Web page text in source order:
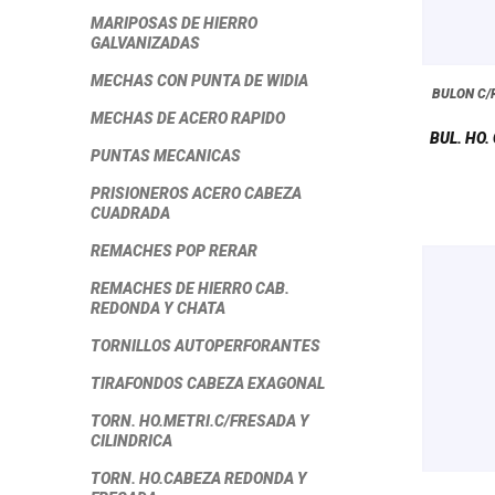
MARIPOSAS DE HIERRO
GALVANIZADAS
MECHAS CON PUNTA DE WIDIA
MECHAS DE ACERO RAPIDO
PUNTAS MECANICAS
PRISIONEROS ACERO CABEZA
CUADRADA
REMACHES POP RERAR
REMACHES DE HIERRO CAB.
REDONDA Y CHATA
TORNILLOS AUTOPERFORANTES
TIRAFONDOS CABEZA EXAGONAL
TORN. HO.METRI.C/FRESADA Y
CILINDRICA
TORN. HO.CABEZA REDONDA Y
BULON C/
BUL.